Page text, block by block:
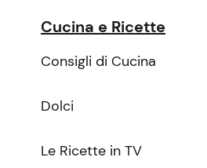
Cucina e Ricette
Consigli di Cucina
Dolci
Le Ricette in TV